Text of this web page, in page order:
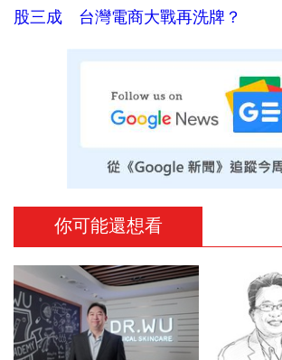
股三成 台灣電商大戰再洗牌？
你可能還想看